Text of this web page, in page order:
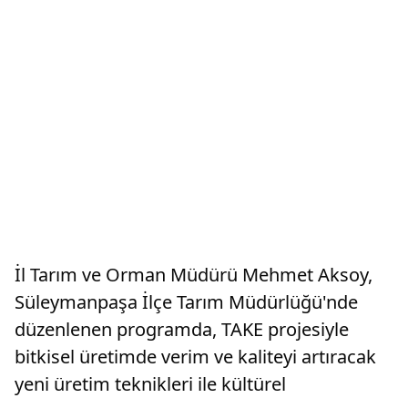
İl Tarım ve Orman Müdürü Mehmet Aksoy,
Süleymanpaşa İlçe Tarım Müdürlüğü'nde
düzenlenen programda, TAKE projesiyle
bitkisel üretimde verim ve kaliteyi artıracak
yeni üretim teknikleri ile kültürel